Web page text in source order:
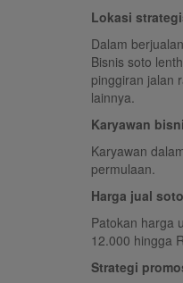
Lokasi
Dalam
Bisnis soto
pinggiran jalan
lainnya.
Karyawan
Karyawan
permulaan.
Harga jual
Patokan harga
12.000 hingga
Strategi